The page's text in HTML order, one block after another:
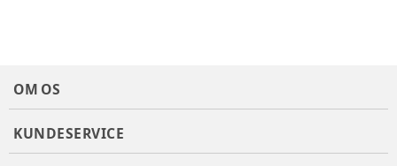
OM OS
KUNDESERVICE